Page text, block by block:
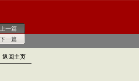
上一篇
下一篇
返回主页